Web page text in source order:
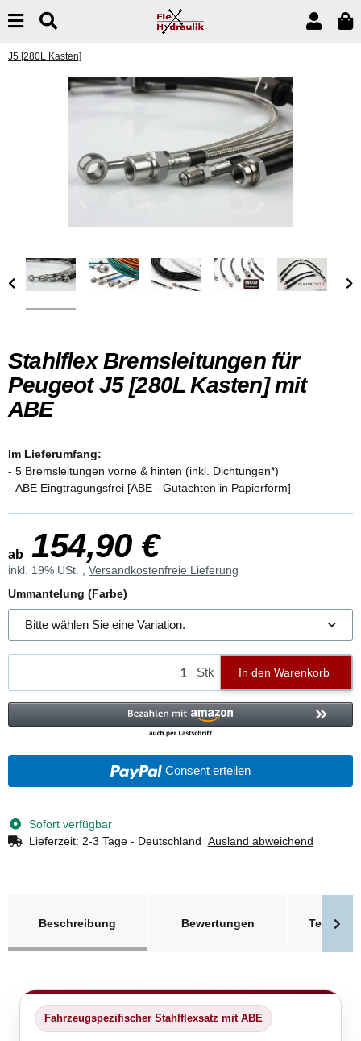
J5 [280L Kasten]
Stahlflex Bremsleitungen für
Peugeot J5 [280L Kasten] mit
ABE
Im Lieferumfang:
- 5 Bremsleitungen vorne & hinten (inkl. Dichtungen*)
- ABE Eingtragungsfrei [ABE - Gutachten in Papierform]
ab 154,90 €
inkl. 19% USt. , Versandkostenfreie Lieferung
Ummantelung (Farbe)
Bitte wählen Sie eine Variation.
Stk In den Warenkorb
Consent erteilen
Sofort verfügbar
Lieferzeit: 2-3 Tage - Deutschland Ausland abweichend
Beschreibung
Bewertungen
Fahrzeugspezifischer Stahlflexsatz mit ABE